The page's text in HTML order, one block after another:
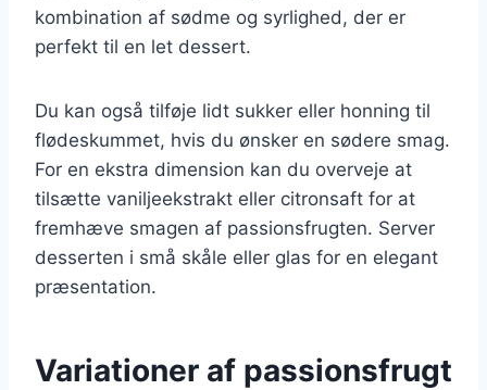
kombination af sødme og syrlighed, der er
perfekt til en let dessert.
Du kan også tilføje lidt sukker eller honning til
flødeskummet, hvis du ønsker en sødere smag.
For en ekstra dimension kan du overveje at
tilsætte vaniljeekstrakt eller citronsaft for at
fremhæve smagen af passionsfrugten. Server
desserten i små skåle eller glas for en elegant
præsentation.
Variationer af passionsfrugt